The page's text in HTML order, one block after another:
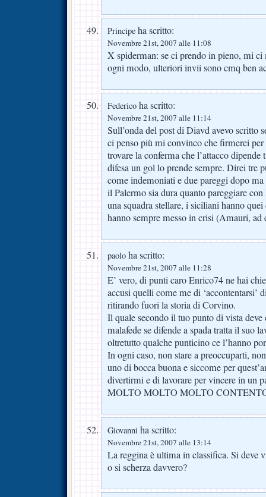
Principe ha scritto:
Novembre 21st, 2007 alle 11:08
X spiderman: se ci prendo in pieno, mi ci
ogni modo, ulteriori invii sono cmq ben
Federico ha scritto:
Novembre 21st, 2007 alle 11:14
Sull’onda del post di Diavd avevo scritto
ci penso più mi convinco che firmerei
trovare la conferma che l’attacco
difesa un gol lo prende sempre. Direi tre
come indemoniati e due pareggi dopo
il Palermo sia dura quanto pareggiare
una squadra stellare, i siciliani hanno
hanno sempre messo in crisi (Amauri,
paolo ha scritto:
Novembre 21st, 2007 alle 11:28
E’ vero, di punti caro Enrico74 ne hai
accusi quelli come me di ‘accontentarsi’
ritirando fuori la storia di Corvino.
Il quale secondo il tuo punto di vista deve
malafede se difende a spada tratta il suo
oltretutto qualche punticino ce l’hanno
In ogni caso, non stare a preoccuparti,
uno di bocca buona e siccome per
divertirmi e di lavorare per vincere in un
MOLTO MOLTO MOLTO
Giovanni ha scritto:
Novembre 21st, 2007 alle 13:14
La reggina è ultima in classifica. Si deve
o si scherza davvero?